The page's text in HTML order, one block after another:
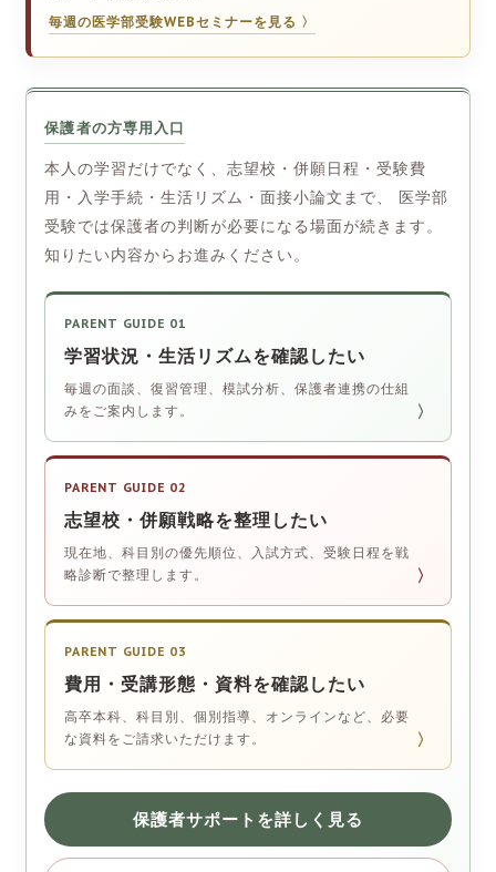
毎週の医学部受験WEBセミナーを見る 〉
保護者の方専用入口
本人の学習だけでなく、志望校・併願日程・受験費
用・入学手続・生活リズム・面接小論文まで、 医学部
受験では保護者の判断が必要になる場面が続きます。
知りたい内容からお進みください。
PARENT GUIDE 01
学習状況・生活リズムを確認したい
毎週の面談、復習管理、模試分析、保護者連携の仕組
みをご案内します。
〉
PARENT GUIDE 02
志望校・併願戦略を整理したい
現在地、科目別の優先順位、入試方式、受験日程を戦
略診断で整理します。
〉
PARENT GUIDE 03
費用・受講形態・資料を確認したい
高卒本科、科目別、個別指導、オンラインなど、必要
な資料をご請求いただけます。
〉
保護者サポートを詳しく見る